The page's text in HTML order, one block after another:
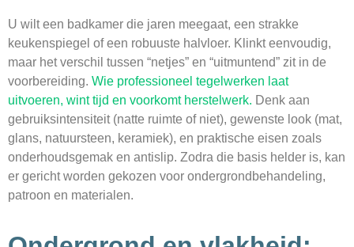
U wilt een badkamer die jaren meegaat, een strakke
keukenspiegel of een robuuste halvloer. Klinkt eenvoudig,
maar het verschil tussen “netjes” en “uitmuntend” zit in de
voorbereiding. Wie professioneel tegelwerken laat
uitvoeren, wint tijd en voorkomt herstelwerk. Denk aan
gebruiksintensiteit (natte ruimte of niet), gewenste look (mat,
glans, natuursteen, keramiek), en praktische eisen zoals
onderhoudsgemak en antislip. Zodra die basis helder is, kan
er gericht worden gekozen voor ondergrondbehandeling,
patroon en materialen.